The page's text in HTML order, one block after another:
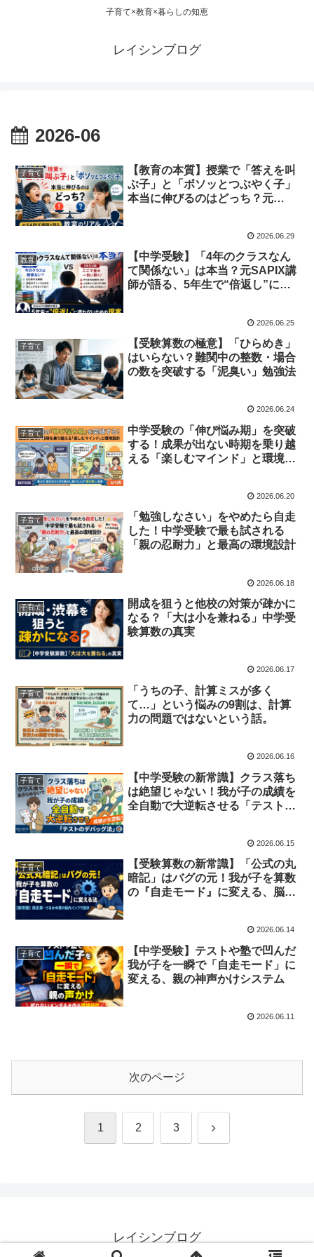
子育て×教育×暮らしの知恵
レイシンブログ
2026-06
子育て
【教育の本質】授業で「答えを叫
ぶ子」と「ボソッとつぶやく子」
本当に伸びるのはどっち？元
2026.06.29
教育
【中学受験】「4年のクラスなん
て関係ない」は本当？元SAPIX講
師が語る、5年生で“倍返し”に遭
2026.06.25
子育て
【受験算数の極意】「ひらめき」
はいらない？難関中の整数・場合
の数を突破する「泥臭い」勉強法
2026.06.24
子育て
中学受験の「伸び悩み期」を突破
する！成果が出ない時期を乗り越
える「楽しむマインド」と環境設
2026.06.20
子育て
「勉強しなさい」をやめたら自走
した！中学受験で最も試される
「親の忍耐力」と最高の環境設計
2026.06.18
子育て
開成を狙うと他校の対策が疎かに
なる？「大は小を兼ねる」中学受
験算数の真実
2026.06.17
子育て
「うちの子、計算ミスが多く
て…」という悩みの9割は、計算
力の問題ではないという話。
2026.06.16
子育て
【中学受験の新常識】クラス落ち
は絶望じゃない！我が子の成績を
全自動で大逆転させる「テストの
2026.06.15
子育て
【受験算数の新常識】「公式の丸
暗記」はバグの元！我が子を算数
の『自走モード』に変える、脳内
2026.06.14
子育て
【中学受験】テストや塾で凹んだ
我が子を一瞬で「自走モード」に
変える、親の神声かけシステム
2026.06.11
次のページ
1 2 3 次
レイシンブログ